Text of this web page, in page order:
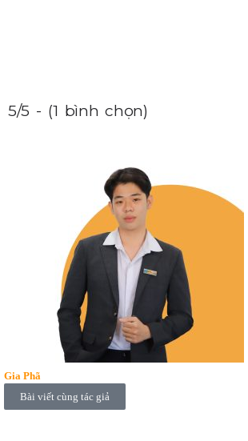
5/5 - (1 bình chọn)
Gia Phã
Bài viết cùng tác giả